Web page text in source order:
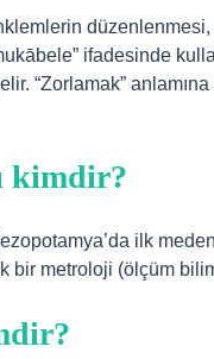
ifadesinde
“Zorlamak”
kimdir?
ilk
bir metroloji (ölçüm